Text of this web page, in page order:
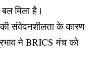
मिला है।
की संवेदनशीलता के कारण
ने BRICS मंच को